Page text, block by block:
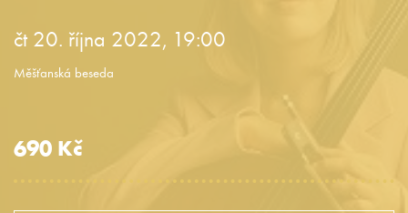
čt 20. října 2022, 19:00
Měšťanská beseda
690 Kč